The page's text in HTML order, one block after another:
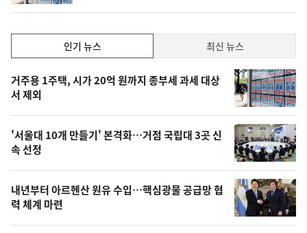
기,
최
신,
오
늘
의
영
상
인기 뉴스 최신 뉴스
기
뉴
스
거주용 1주택, 시가 20억 원까지 종부세 과세 대상
서 제외
'서울대 10개 만들기' 본격화…거점 국립대 3곳 신
속 선정
내년부터 아르헨산 원유 수입…핵심광물 공급망 협
력 체계 마련